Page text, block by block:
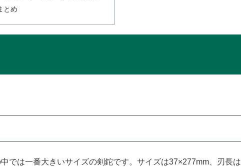
とめ
では一番大きいサイズの剣鉈です。サイズは37×277mm、刃長は